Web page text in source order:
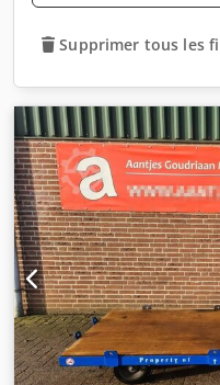
Supprimer tous les